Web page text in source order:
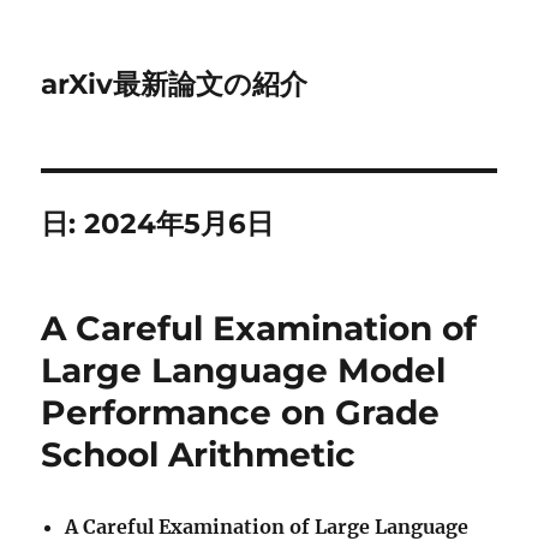
arXiv最新論文の紹介
日:2024年5月6日
A Careful Examination of
Large Language Model
Performance on Grade
School Arithmetic
A Careful Examination of Large Language